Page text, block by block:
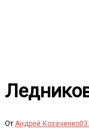
От Андрей Козаченко